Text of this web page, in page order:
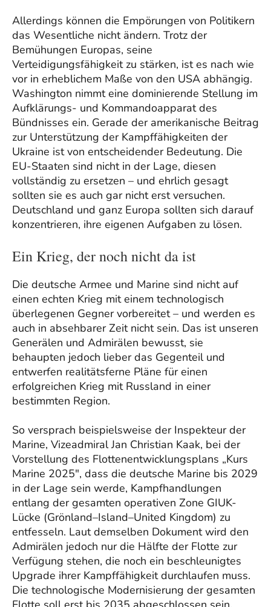
Allerdings können die Empörungen von Politikern
das Wesentliche nicht ändern. Trotz der
Bemühungen Europas, seine
Verteidigungsfähigkeit zu stärken, ist es nach wie
vor in erheblichem Maße von den USA abhängig.
Washington nimmt eine dominierende Stellung im
Aufklärungs- und Kommandoapparat des
Bündnisses ein. Gerade der amerikanische Beitrag
zur Unterstützung der Kampffähigkeiten der
Ukraine ist von entscheidender Bedeutung. Die
EU-Staaten sind nicht in der Lage, diesen
vollständig zu ersetzen – und ehrlich gesagt
sollten sie es auch gar nicht erst versuchen.
Deutschland und ganz Europa sollten sich darauf
konzentrieren, ihre eigenen Aufgaben zu lösen.
Ein Krieg, der noch nicht da ist
Die deutsche Armee und Marine sind nicht auf
einen echten Krieg mit einem technologisch
überlegenen Gegner vorbereitet – und werden es
auch in absehbarer Zeit nicht sein. Das ist unseren
Generälen und Admirälen bewusst, sie
behaupten jedoch lieber das Gegenteil und
entwerfen realitätsferne Pläne für einen
erfolgreichen Krieg mit Russland in einer
bestimmten Region.
So versprach beispielsweise der Inspekteur der
Marine, Vizeadmiral Jan Christian Kaak, bei der
Vorstellung des Flottenentwicklungsplans „Kurs
Marine 2025″, dass die deutsche Marine bis 2029
in der Lage sein werde, Kampfhandlungen
entlang der gesamten operativen Zone GIUK-
Lücke (Grönland–Island–United Kingdom) zu
entfesseln. Laut demselben Dokument wird den
Admirälen jedoch nur die Hälfte der Flotte zur
Verfügung stehen, die noch ein beschleunigtes
Upgrade ihrer Kampffähigkeit durchlaufen muss.
Die technologische Modernisierung der gesamten